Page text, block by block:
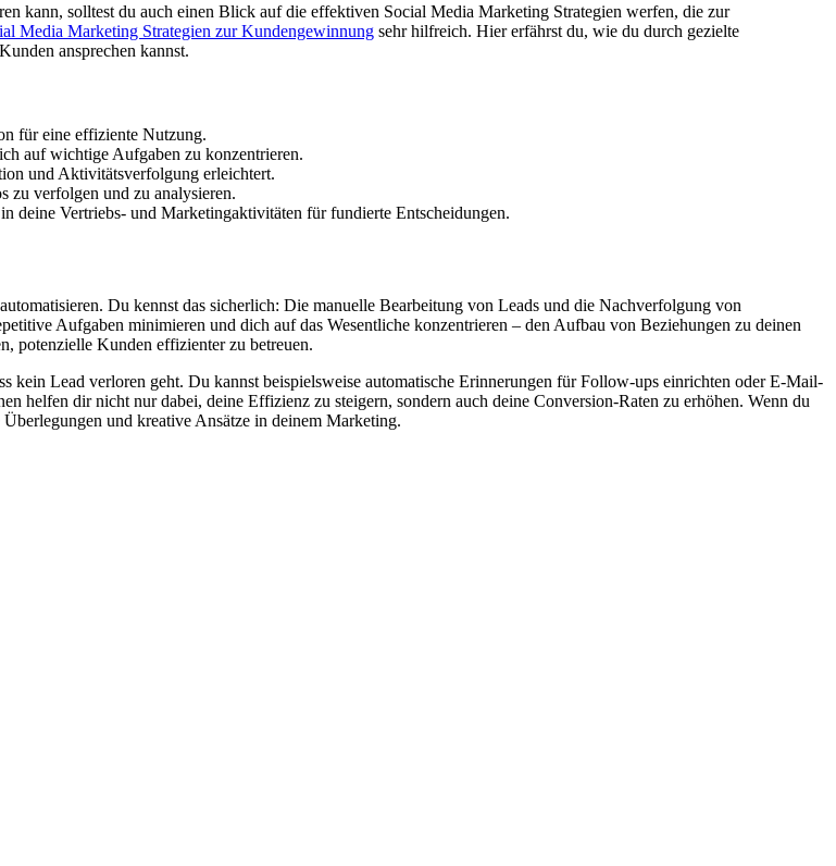
kann, solltest du auch einen Blick auf die effektiven Social Media Marketing Strategien werfen, die zur
Media Marketing Strategien zur Kundengewinnung sehr hilfreich. Hier erfährst du, wie du durch gezielte
ansprechen kannst.
für eine effiziente Nutzung.
auf wichtige Aufgaben zu konzentrieren.
und Aktivitätsverfolgung erleichtert.
zu verfolgen und zu analysieren.
deine Vertriebs- und Marketingaktivitäten für fundierte Entscheidungen.
Du kennst das sicherlich: Die manuelle Bearbeitung von Leads und die Nachverfolgung von
Aufgaben minimieren und dich auf das Wesentliche konzentrieren – den Aufbau von Beziehungen zu deinen
potenzielle Kunden effizienter zu betreuen.
kein Lead verloren geht. Du kannst beispielsweise automatische Erinnerungen für Follow-ups einrichten oder E-Mail-
helfen dir nicht nur dabei, deine Effizienz zu steigern, sondern auch deine Conversion-Raten zu erhöhen. Wenn du
und kreative Ansätze in deinem Marketing.